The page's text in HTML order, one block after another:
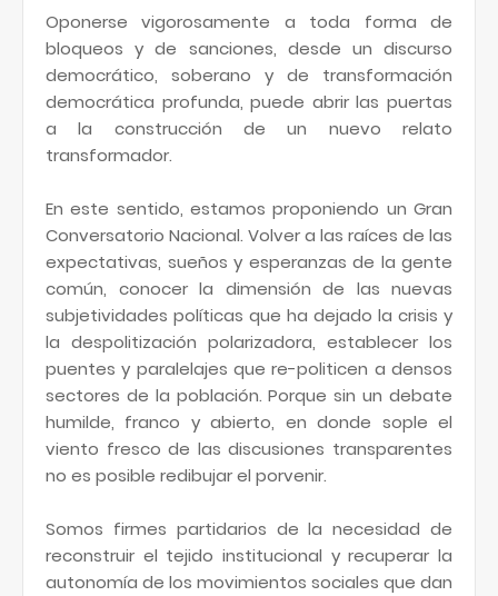
Oponerse vigorosamente a toda forma de
bloqueos y de sanciones, desde un discurso
democrático, soberano y de transformación
democrática profunda, puede abrir las puertas
a la construcción de un nuevo relato
transformador.
En este sentido, estamos proponiendo un Gran
Conversatorio Nacional. Volver a las raíces de las
expectativas, sueños y esperanzas de la gente
común, conocer la dimensión de las nuevas
subjetividades políticas que ha dejado la crisis y
la despolitización polarizadora, establecer los
puentes y paralelajes que re-politicen a densos
sectores de la población. Porque sin un debate
humilde, franco y abierto, en donde sople el
viento fresco de las discusiones transparentes
no es posible redibujar el porvenir.
Somos firmes partidarios de la necesidad de
reconstruir el tejido institucional y recuperar la
autonomía de los movimientos sociales que dan